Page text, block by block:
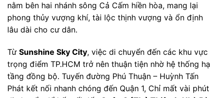
nằm bên hai nhánh sông Cả Cấm hiền hòa, mang lại
phong thủy vượng khí, tài lộc thịnh vượng và ổn định
lâu dài cho cư dân.
Từ Sunshine Sky City, việc di chuyển đến các khu vực
trọng điểm TP.HCM trở nên thuận tiện nhờ hệ thống hạ
tầng đồng bộ. Tuyến đường Phú Thuận – Huỳnh Tấn
Phát kết nối nhanh chóng đến Quận 1, Chỉ mất vài phút